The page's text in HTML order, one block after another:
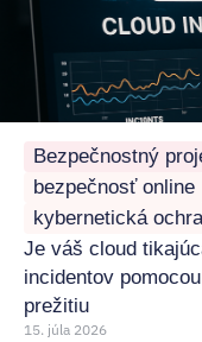
Bezpečnostný
bezpečnosť online
kybernetická
Je váš cloud
incidentov
prežitiu
15. júla 2026